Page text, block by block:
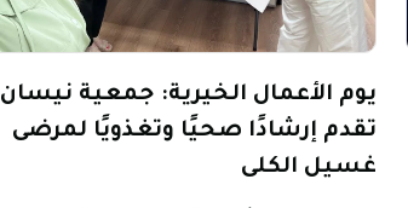
يوم الأعمال الخيرية: جمعية نيسان
تقدم إرشادًا صحيًا وتغذويًا لمرضى
غسيل الكلى